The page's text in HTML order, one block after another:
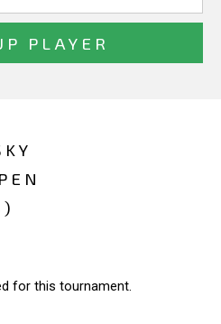
for this tournament.